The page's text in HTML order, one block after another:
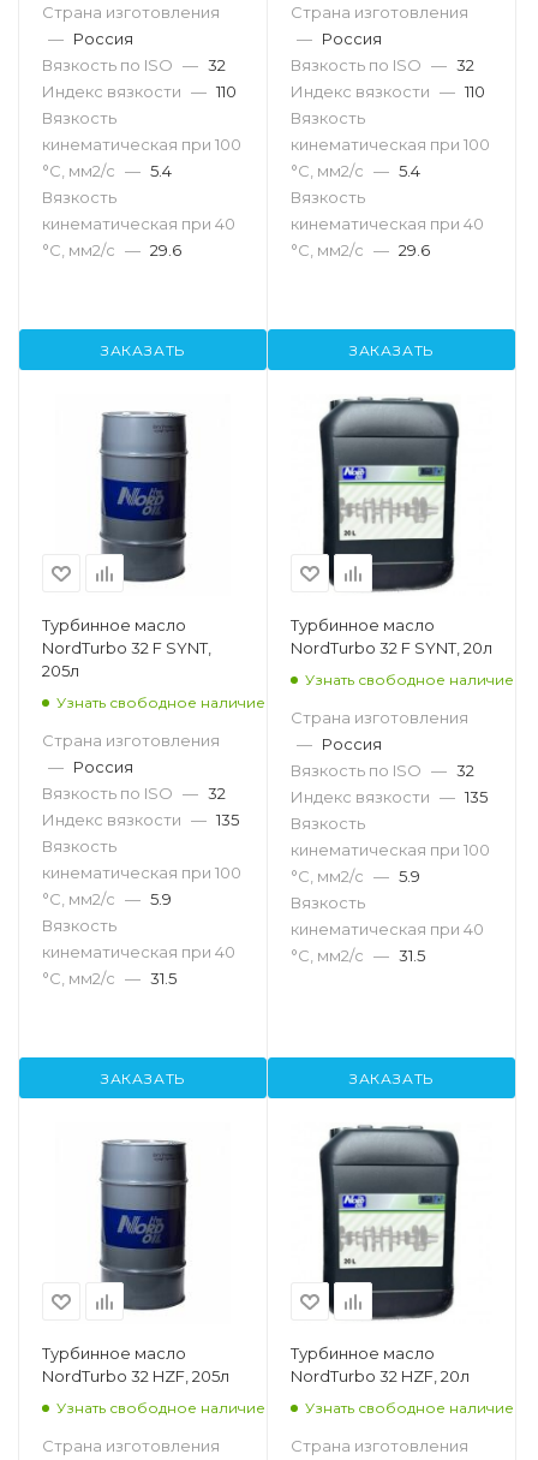
Страна изготовления
— Россия
Вязкость по ISO — 32
Индекс вязкости — 110
Вязкость
кинематическая при 100
°С, мм2/с — 5.4
Вязкость
кинематическая при 40
°С, мм2/с — 29.6
ЗАКАЗАТЬ
Страна изготовления
— Россия
Вязкость по ISO — 32
Индекс вязкости — 110
Вязкость
кинематическая при 100
°С, мм2/с — 5.4
Вязкость
кинематическая при 40
°С, мм2/с — 29.6
ЗАКАЗАТЬ
Турбинное масло
NordTurbo 32 F SYNT,
205л
Узнать свободное наличие
Страна изготовления
— Россия
Вязкость по ISO — 32
Индекс вязкости — 135
Вязкость
кинематическая при 100
°С, мм2/с — 5.9
Вязкость
кинематическая при 40
°С, мм2/с — 31.5
ЗАКАЗАТЬ
Турбинное масло
NordTurbo 32 F SYNT, 20л
Узнать свободное наличие
Страна изготовления
— Россия
Вязкость по ISO — 32
Индекс вязкости — 135
Вязкость
кинематическая при 100
°С, мм2/с — 5.9
Вязкость
кинематическая при 40
°С, мм2/с — 31.5
ЗАКАЗАТЬ
Турбинное масло
NordTurbo 32 HZF, 205л
Узнать свободное наличие
Страна изготовления
Турбинное масло
NordTurbo 32 HZF, 20л
Узнать свободное наличие
Страна изготовления